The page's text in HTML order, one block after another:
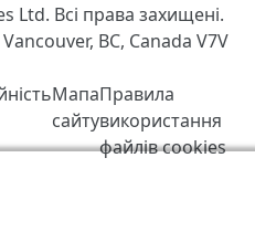
Ltd. Всі права захищені.
BC, Canada V7V
Мапа
сайту
Правила
використання
файлів cookies